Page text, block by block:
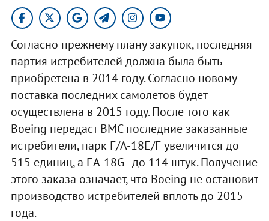
Согласно прежнему плану закупок, последняя
партия истребителей должна была быть
приобретена в 2014 году. Согласно новому -
поставка последних самолетов будет
осуществлена в 2015 году. После того как
Boeing передаст ВМС последние заказанные
истребители, парк F/A-18E/F увеличится до
515 единиц, а EA-18G - до 114 штук. Получение
этого заказа означает, что Boeing не остановит
производство истребителей вплоть до 2015
года.